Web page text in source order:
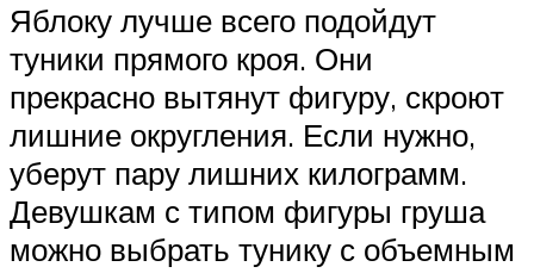
Яблоку лучше всего подойдут
туники прямого кроя. Они
прекрасно вытянут фигуру, скроют
лишние округления. Если нужно,
уберут пару лишних килограмм.
Девушкам с типом фигуры груша
можно выбрать тунику с объемным